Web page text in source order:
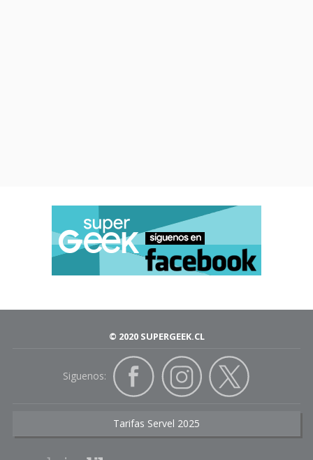
© 2020 SUPERGEEK.CL
Siguenos:
Tarifas Servel 2025